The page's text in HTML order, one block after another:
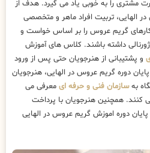
مشتری را به خوبی یاد می گیرد. هدف از
الهایی، تربیت افراد ماهر و متخصصی
گریم عروس را بر اساس خواست و
داشته باشند. کلاس های آموزش
و پشتیبانی از هنرجویان حتی پس از ورود
پایان دوره گریم عروس در الهایی، هنرجویان
بهسازمان فنی و حرفه ای معرفی می
کنند. همچنین هنرجویان با پرداخت
دوره اموزش گریم عروس در الهایی